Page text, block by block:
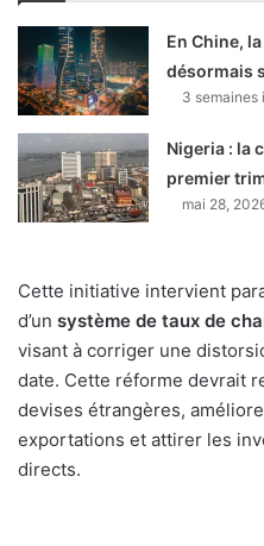
En Chine,
désormais
3 semaines
Nigeria : la
premier
mai 28,
Cette initiative intervient
d’un système de taux de
visant à corriger une
date. Cette réforme devrait
devises étrangères,
exportations et attirer les
directs.